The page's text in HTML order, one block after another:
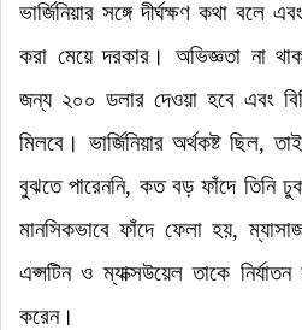
ভার্জিনিয়ার সঙ্গে দীর্ঘক্ষণ কথা
করা মেয়ে দরকার । অভিজ্ঞতা না
জন্য ২০০ ডলার দেওয়া হবে এবং
মিলবে । ভার্জিনিয়ার অর্থকষ্ট ছিল,
বুঝতে পারেননি, কত বড় ফাঁদে তিনি
মানসিকভাবে ফাঁদে ফেলা হয়,
এপ্সটিন ও ম্যাক্সউয়েল তাকে
করেন।